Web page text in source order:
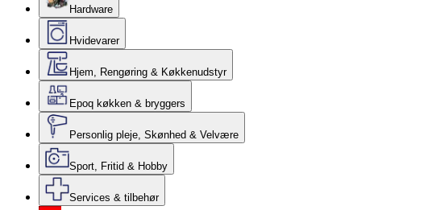
Hardware
Hvidevarer
Hjem, Rengøring & Køkkenudstyr
Epoq køkken & bryggers
Personlig pleje, Skønhed & Velvære
Sport, Fritid & Hobby
Services & tilbehør